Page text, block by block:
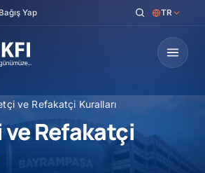
Bağış Yap TR
ve Refakatçi Kuralları
Refakatçi